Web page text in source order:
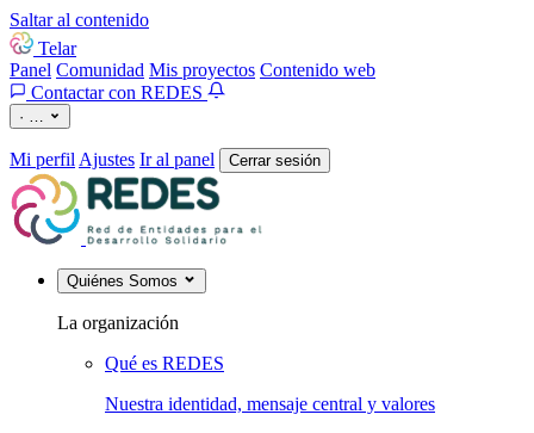
Saltar al contenido
Telar
Panel Comunidad Mis proyectos Contenido web
Contactar con REDES
· …
Mi perfil Ajustes Ir al panel Cerrar sesión
Quiénes Somos
La organización
Qué es REDES
Nuestra identidad, mensaje central y valores